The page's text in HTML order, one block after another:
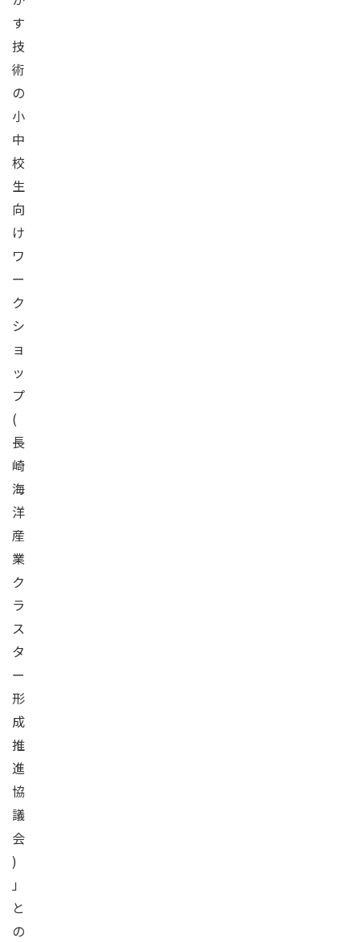
す
技
術
の
小
中
校
生
向
け
ワ
ー
ク
シ
ョ
ッ
プ
(
長
崎
海
洋
産
業
ク
ラ
ス
タ
ー
形
成
推
進
協
議
会
)
」
と
の